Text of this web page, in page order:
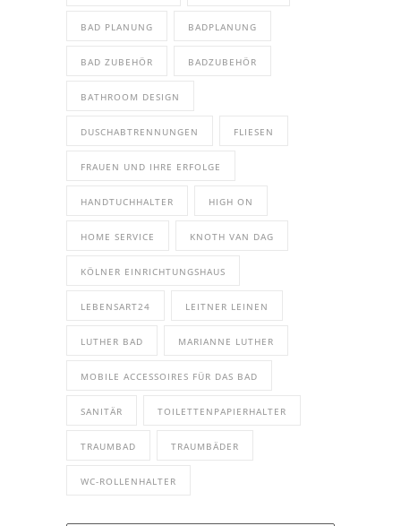
BAD PLANUNG BADPLANUNG
BAD ZUBEHÖR BADZUBEHÖR
BATHROOM DESIGN
DUSCHABTRENNUNGEN FLIESEN
FRAUEN UND IHRE ERFOLGE
HANDTUCHHALTER HIGH ON
HOME SERVICE KNOTH VAN DAG
KÖLNER EINRICHTUNGSHAUS
LEBENSART24 LEITNER LEINEN
LUTHER BAD MARIANNE LUTHER
MOBILE ACCESSOIRES FÜR DAS BAD
SANITÄR TOILETTENPAPIERHALTER
TRAUMBAD TRAUMBÄDER
WC-ROLLENHALTER